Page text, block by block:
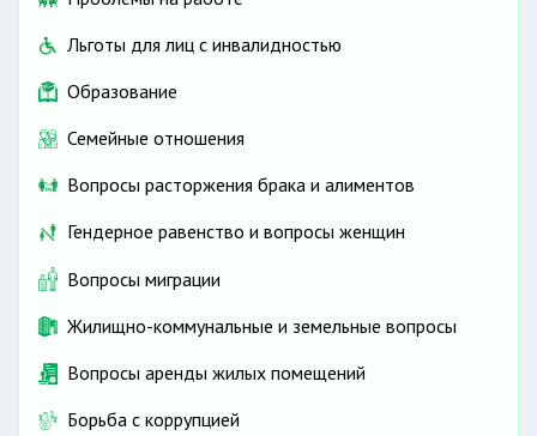
Льготы для лиц с инвалидностью
Образование
Семейные отношения
Вопросы расторжения брака и алиментов
Гендерное равенство и вопросы женщин
Вопросы миграции
Жилищно-коммунальные и земельные вопросы
Вопросы аренды жилых помещений
Борьба с коррупцией